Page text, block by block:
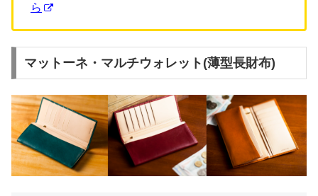
ら
マットーネ・マルチウォレット(薄型長財布)